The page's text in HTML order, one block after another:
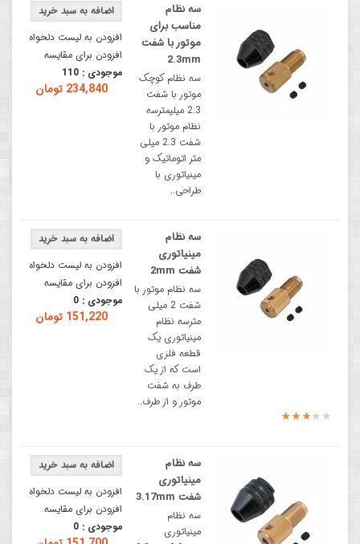
افزودن به لیست دلخواه
افزودن برای مقایسه
موجودی : 110
234,840 تومان
سه نظام
مناسب برای
موتور با شفت
2.3mm
سه نظام کوچک
موتور با شفت
2.3 میلیمترسه
نظام موتور با
شفت 2.3 میلی
متر اتوماتیک و
مینیاتوری با
طراحی..
افزودن به لیست دلخواه
افزودن برای مقایسه
موجودی : 0
151,220 تومان
سه نظام
مینیاتوری
شفت 2mm
سه نظام موتور با
شفت 2 میلی
مترسه نظام
مینیاتوری یک
قطعه فلزی
است که از یک
طرف به شفت
موتور و از طرف..
افزودن به لیست دلخواه
افزودن برای مقایسه
موجودی : 0
سه نظام
مینیاتوری
شفت 3.17mm
سه نظام
مینیاتوری